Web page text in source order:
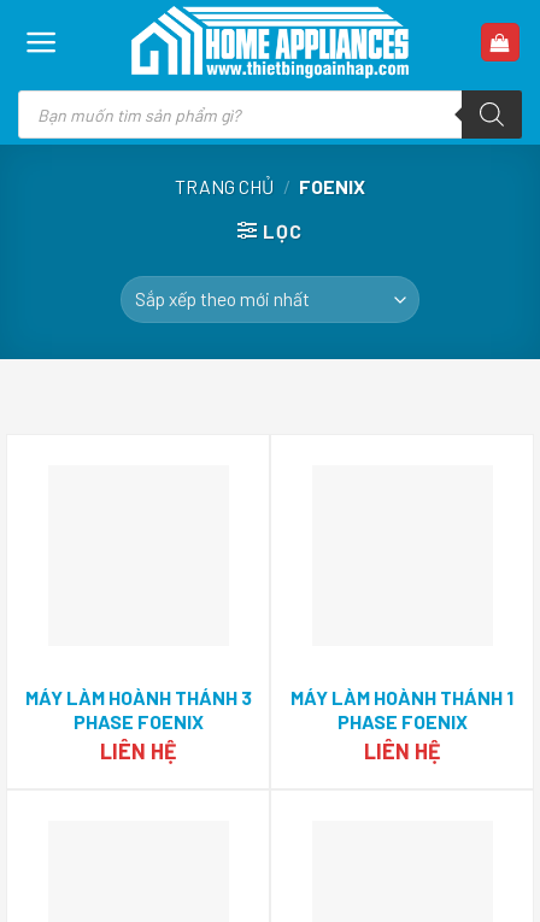
Tìm
kiếm
phẩm
TRANG CHỦ / FOENIX
LỌC
MÁY LÀM HOÀNH THÁNH 3
PHASE FOENIX
ENGINEERING
LIÊN HỆ
MÁY LÀM HOÀNH THÁNH 1
PHASE FOENIX
ENGINEERING
LIÊN HỆ